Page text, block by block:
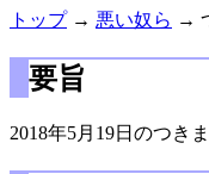
トップ→ 悪い奴ら →
要旨
2018年5月19日のつき